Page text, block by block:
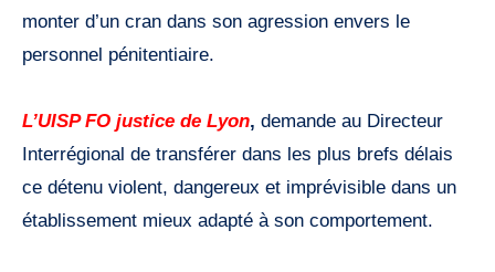
monter d’un cran dans son agression envers le
personnel pénitentiaire.
L’UISP FO justice de Lyon, demande au Directeur
Interrégional de transférer dans les plus brefs délais
ce détenu violent, dangereux et imprévisible dans un
établissement mieux adapté à son comportement.